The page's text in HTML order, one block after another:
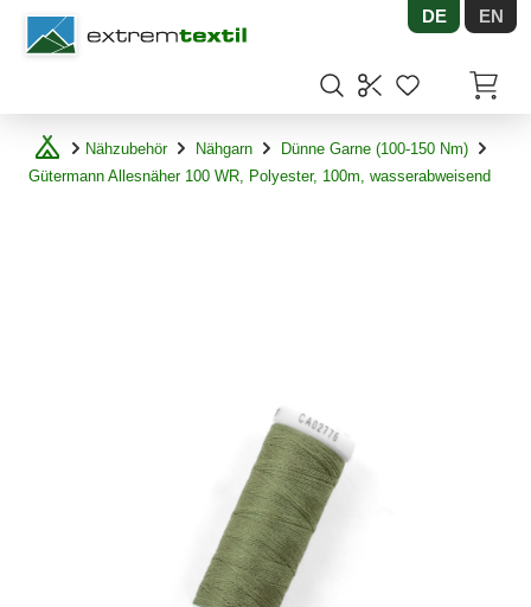
Shopware DE EN
Nähzubehör Nähgarn
Dünne Garne (100-150 Nm)
Gütermann Allesnäher 100 WR, Polyester, 100m, wasserabweisend